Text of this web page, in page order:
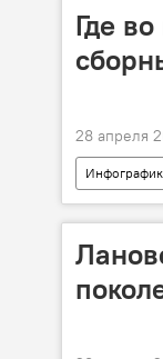
Где
28 апреля